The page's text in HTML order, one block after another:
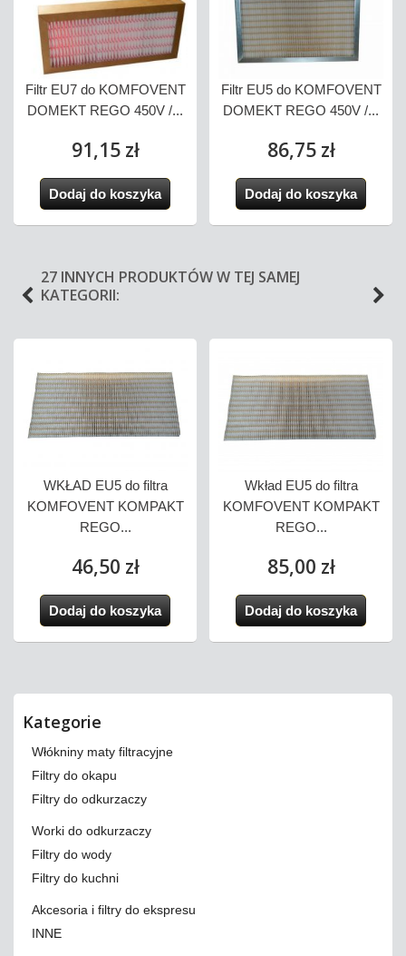
Filtr EU7 do KOMFOVENT
DOMEKT REGO 450V /...
91,15 zł
Dodaj do koszyka
Filtr EU5 do KOMFOVENT
DOMEKT REGO 450V /...
86,75 zł
Dodaj do koszyka
27 INNYCH PRODUKTÓW W TEJ SAMEJ
KATEGORII:
WKŁAD EU5 do filtra
KOMFOVENT KOMPAKT
REGO...
46,50 zł
Dodaj do koszyka
Wkład EU5 do filtra
KOMFOVENT KOMPAKT
REGO...
85,00 zł
Dodaj do koszyka
Kategorie
Włókniny maty filtracyjne
Filtry do okapu
Filtry do odkurzaczy
Worki do odkurzaczy
Filtry do wody
Filtry do kuchni
Akcesoria i filtry do ekspresu
INNE